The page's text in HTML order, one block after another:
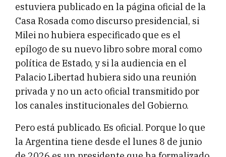
estuviera publicado en la página oficial de la
Casa Rosada como discurso presidencial, si
Milei no hubiera especificado que es el
epílogo de su nuevo libro sobre moral como
política de Estado, y si la audiencia en el
Palacio Libertad hubiera sido una reunión
privada y no un acto oficial transmitido por
los canales institucionales del Gobierno.
Pero está publicado. Es oficial. Porque lo que
la Argentina tiene desde el lunes 8 de junio